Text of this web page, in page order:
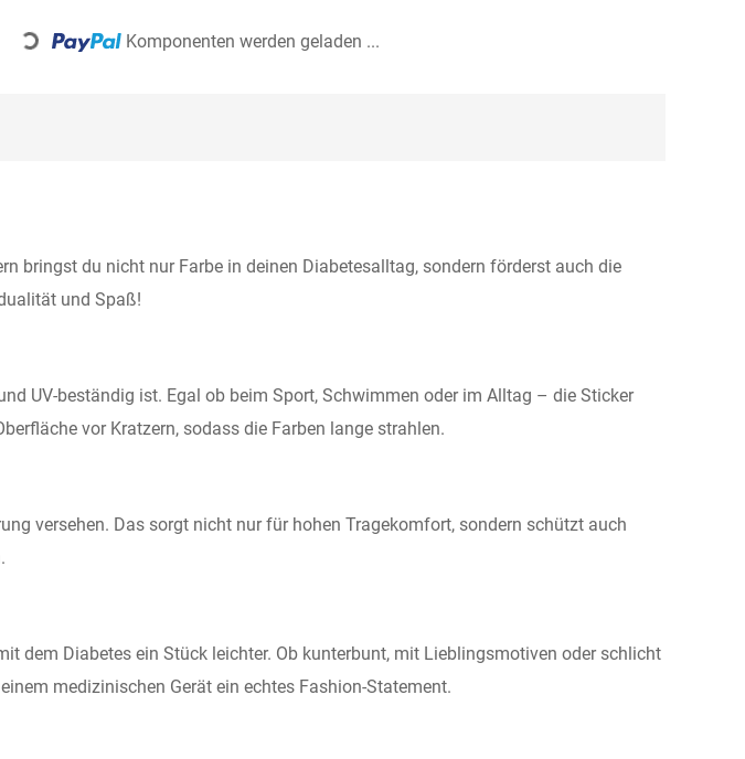
Komponenten werden geladen ...
bringst du nicht nur Farbe in deinen Diabetesalltag, sondern förderst auch die
und Spaß!
UV-beständig ist. Egal ob beim Sport, Schwimmen oder im Alltag – die Sticker
vor Kratzern, sodass die Farben lange strahlen.
versehen. Das sorgt nicht nur für hohen Tragekomfort, sondern schützt auch
dem Diabetes ein Stück leichter. Ob kunterbunt, mit Lieblingsmotiven oder schlicht
medizinischen Gerät ein echtes Fashion-Statement.